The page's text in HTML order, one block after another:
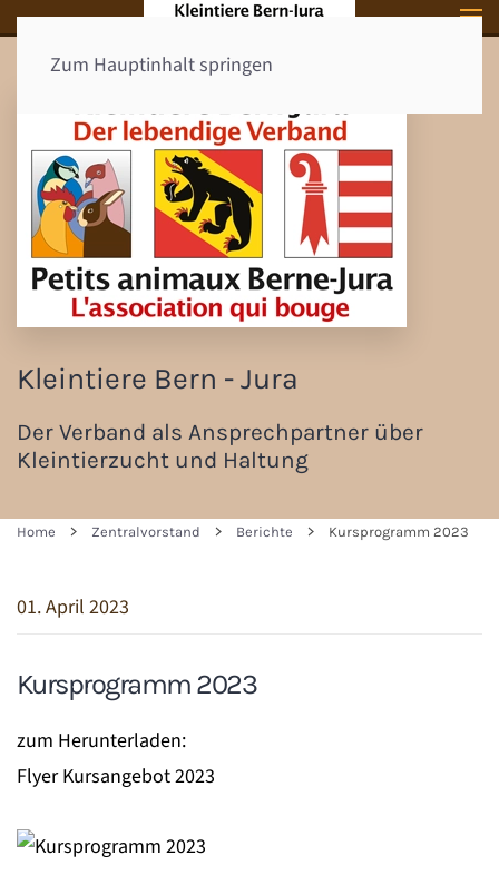
Zum Hauptinhalt springen
Kleintiere Bern - Jura
Der Verband als Ansprechpartner über
Kleintierzucht und Haltung
Home Zentralvorstand Berichte Kursprogramm 2023
01. April 2023
Kursprogramm 2023
zum Herunterladen:
Flyer Kursangebot 2023